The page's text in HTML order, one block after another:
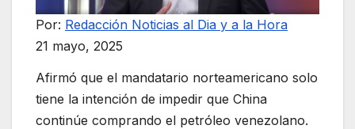
Por: Redacción Noticias al Dia y a la Hora
21 mayo, 2025
Afirmó que el mandatario norteamericano solo
tiene la intención de impedir que China
continúe comprando el petróleo venezolano.